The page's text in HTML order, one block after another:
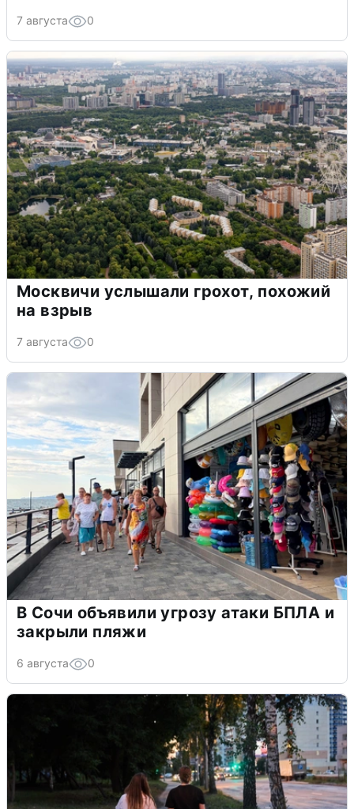
7 августа 0
Москвичи услышали грохот, похожий
на взрыв
7 августа 0
В Сочи объявили угрозу атаки БПЛА и
закрыли пляжи
6 августа 0